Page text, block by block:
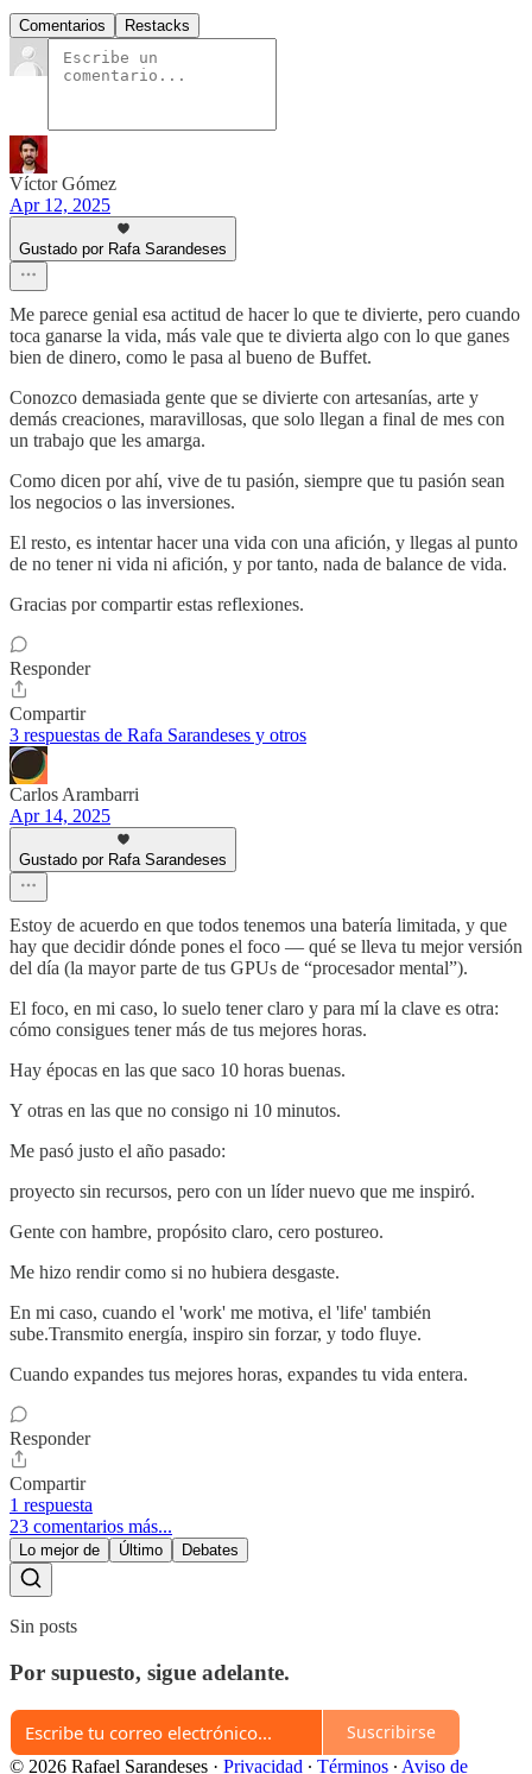
Comentarios Restacks
Víctor Gómez
Apr 12, 2025
Gustado por Rafa Sarandeses
Me parece genial esa actitud de hacer lo que te divierte, pero cuando
toca ganarse la vida, más vale que te divierta algo con lo que ganes
bien de dinero, como le pasa al bueno de Buffet.
Conozco demasiada gente que se divierte con artesanías, arte y
demás creaciones, maravillosas, que solo llegan a final de mes con
un trabajo que les amarga.
Como dicen por ahí, vive de tu pasión, siempre que tu pasión sean
los negocios o las inversiones.
El resto, es intentar hacer una vida con una afición, y llegas al punto
de no tener ni vida ni afición, y por tanto, nada de balance de vida.
Gracias por compartir estas reflexiones.
Responder
Compartir
3 respuestas de Rafa Sarandeses y otros
Carlos Arambarri
Apr 14, 2025
Gustado por Rafa Sarandeses
Estoy de acuerdo en que todos tenemos una batería limitada, y que
hay que decidir dónde pones el foco — qué se lleva tu mejor versión
del día (la mayor parte de tus GPUs de “procesador mental”).
El foco, en mi caso, lo suelo tener claro y para mí la clave es otra:
cómo consigues tener más de tus mejores horas.
Hay épocas en las que saco 10 horas buenas.
Y otras en las que no consigo ni 10 minutos.
Me pasó justo el año pasado:
proyecto sin recursos, pero con un líder nuevo que me inspiró.
Gente con hambre, propósito claro, cero postureo.
Me hizo rendir como si no hubiera desgaste.
En mi caso, cuando el 'work' me motiva, el 'life' también
sube.Transmito energía, inspiro sin forzar, y todo fluye.
Cuando expandes tus mejores horas, expandes tu vida entera.
Responder
Compartir
1 respuesta
23 comentarios más...
Lo mejor de Último Debates
Sin posts
Por supuesto, sigue adelante.
Suscribirse
© 2026 Rafael Sarandeses · Privacidad ∙ Términos ∙ Aviso de